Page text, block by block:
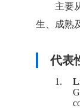
主要
生、成熟
代表
1.